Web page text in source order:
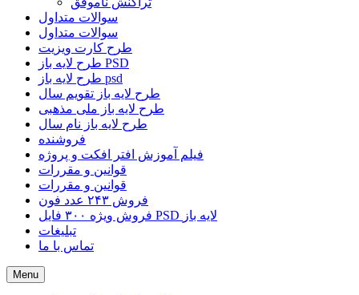
سوالات متداول
سوالات متداول
طرح کارت ویزیت
طرح لایه باز PSD
طرح لایه باز psd
طرح لایه باز تقویم سال
طرح لایه باز ملی مذهبی
طرح لایه باز نام سال
فروشنده
فیلم آموزش افتر افکت و پروژه
قوانین و مقررات
قوانین و مقررات
فروش ۲۴۳ عدد فون
فروش ویژه ۳۰۰ فایل PSD لایه باز
تبلیغات
تماس با ما
Menu